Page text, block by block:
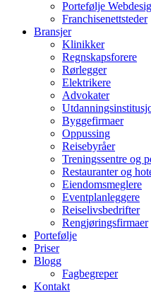
Portefølje
Franchisenettsteder
Bransjer
Klinikker
Regnskapsforere
Rørlegger
Elektrikere
Advokater
Byggefirmaer
Oppussing
Reisebyråer
Treningssentre og
Restauranter og
Eiendomsmeglere
Eventplanleggere
Reiselivsbedrifter
Rengjøringsfirmaer
Portefølje
Priser
Blogg
Fagbegreper
Kontakt